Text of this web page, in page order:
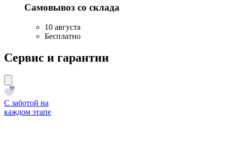
Самовывоз со склада
10 августа
Бесплатно
Сервис и гарантии
С заботой на
каждом этапе